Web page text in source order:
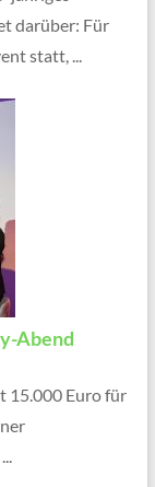
darüber: Für
statt, ...
Abend
15.000 Euro für